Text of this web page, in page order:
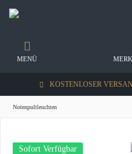
KOSTENLOSER
MENÜ
Notenpultleuchten
Sofort Verfügbar